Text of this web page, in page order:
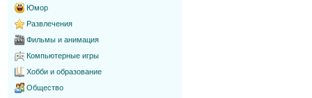
Юмор
Развлечения
Фильмы и анимация
Компьютерные игры
Хобби и образование
Общество